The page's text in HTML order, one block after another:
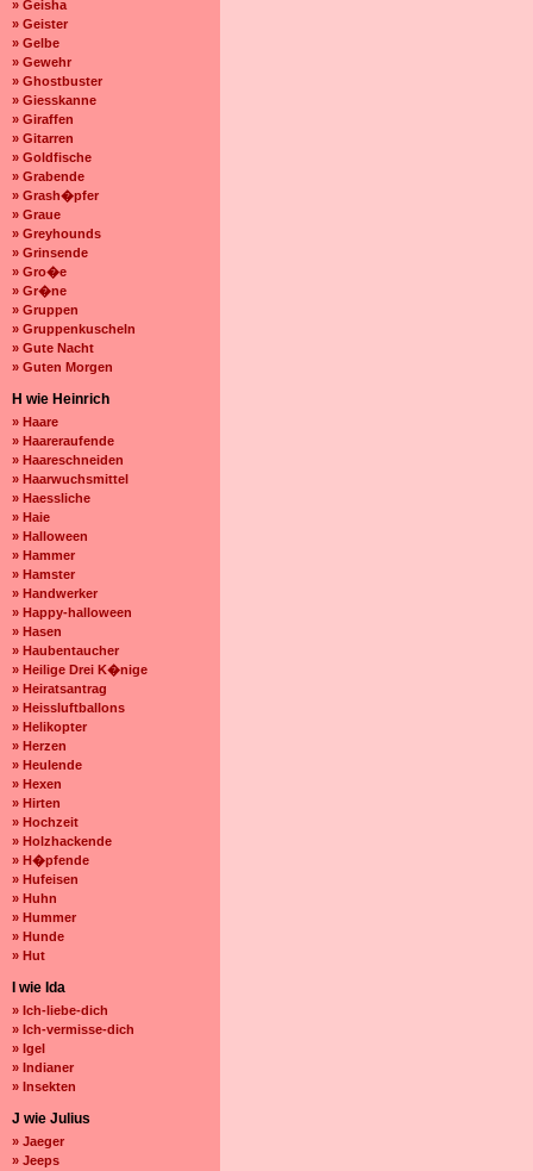
» Geisha
» Geister
» Gelbe
» Gewehr
» Ghostbuster
» Giesskanne
» Giraffen
» Gitarren
» Goldfische
» Grabende
» Grash�pfer
» Graue
» Greyhounds
» Grinsende
» Gro�e
» Gr�ne
» Gruppen
» Gruppenkuscheln
» Gute Nacht
» Guten Morgen
H wie Heinrich
» Haare
» Haareraufende
» Haareschneiden
» Haarwuchsmittel
» Haessliche
» Haie
» Halloween
» Hammer
» Hamster
» Handwerker
» Happy-halloween
» Hasen
» Haubentaucher
» Heilige Drei K�nige
» Heiratsantrag
» Heissluftballons
» Helikopter
» Herzen
» Heulende
» Hexen
» Hirten
» Hochzeit
» Holzhackende
» H�pfende
» Hufeisen
» Huhn
» Hummer
» Hunde
» Hut
I wie Ida
» Ich-liebe-dich
» Ich-vermisse-dich
» Igel
» Indianer
» Insekten
J wie Julius
» Jaeger
» Jeeps